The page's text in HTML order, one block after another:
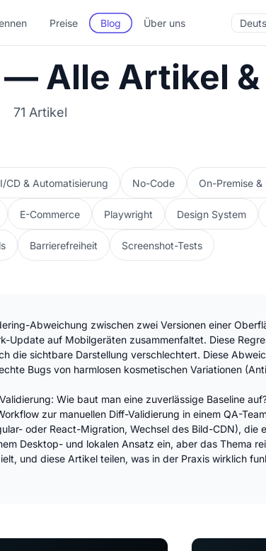
Preise Blog Über uns
Alle Artikel
71 Artikel
CD & Automatisierung No-Code On-Premise
E-Commerce Playwright Design System
Barrierefreiheit Screenshot-Tests
Abweichung zwischen zwei Versionen einer
Update auf Mobilgeräten zusammenfaltet. Diese
die sichtbare Darstellung verschlechtert. Diese
Bugs von harmlosen kosmetischen Variationen
Wie baut man eine zuverlässige Baseline
zur manuellen Diff-Validierung in einem QA-
oder React-Migration, Wechsel des Bild-CDN), die
Desktop- und lokalen Ansatz ein, aber das Thema
und diese Artikel teilen, was in der Praxis wirklich